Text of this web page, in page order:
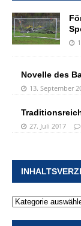
Novelle des
13. September
27. Juli 2017